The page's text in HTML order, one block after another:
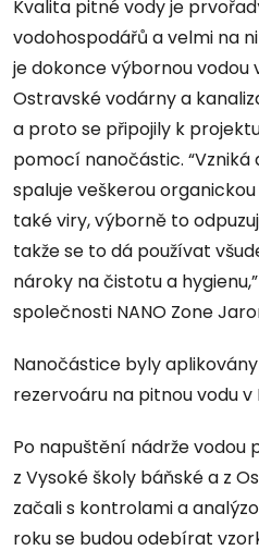
Kvalita pitné vody je
vodohospodářů a velmi na
je dokonce výbornou vodou
Ostravské vodárny a
a proto se připojily k
pomocí nanočástic.
spaluje veškerou
také viry, výborně to
takže se to dá používat
nároky na čistotu a
společnosti NANO Zone
Nanočástice byly
rezervoáru na pitnou vodu v
Po napuštění nádrže vodou
z Vysoké školy báňské a z
začali s kontrolami a
roku se budou odebírat